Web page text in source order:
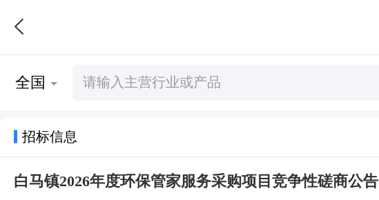
全国
招标信息
白马镇2026年度环保管家服务采购项目竞争性磋商公告